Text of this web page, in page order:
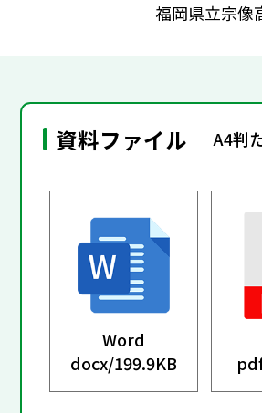
福岡県立宗
資料ファイル A4判
Word
docx/199.9KB